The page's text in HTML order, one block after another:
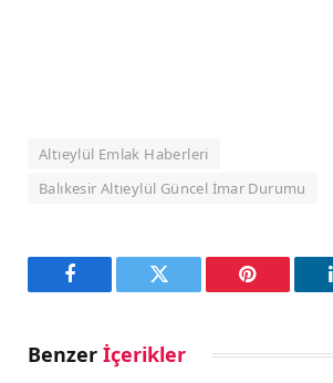
Altıeylül Emlak Haberleri
Balıkesir Altıeylül Güncel İmar Durumu
Facebook Twitter Pinterest
Benzer İçerikler